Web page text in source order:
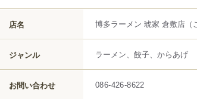
店名 博多ラーメン 琥家 倉敷店
ジャンル ラーメン、餃子、からあげ
お問い合わせ 086-426-8622